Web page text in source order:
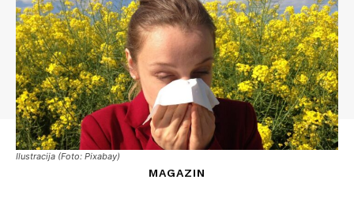
Ilustracija (Foto: Pixabay)
MAGAZIN